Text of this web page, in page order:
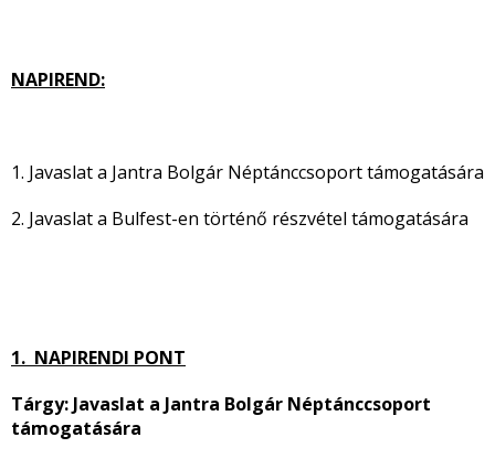
NAPIREND:
1. Javaslat a Jantra Bolgár Néptánccsoport támogatására
2. Javaslat a Bulfest-en történő részvétel támogatására
1. NAPIRENDI PONT
Tárgy: Javaslat a Jantra Bolgár Néptánccsoport
támogatására